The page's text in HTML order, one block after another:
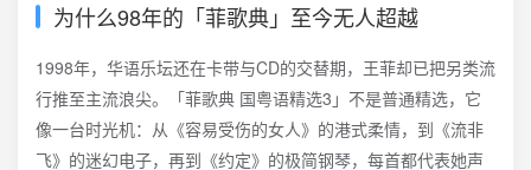
为什么98年的「菲歌典」至今无人超越
1998年，华语乐坛还在卡带与CD的交替期，王菲却已把另类流
行推至主流浪尖。「菲歌典 国粤语精选3」不是普通精选，它
像一台时光机：从《容易受伤的女人》的港式柔情，到《流非
飞》的迷幻电子，再到《约定》的极简钢琴，每首都代表她声